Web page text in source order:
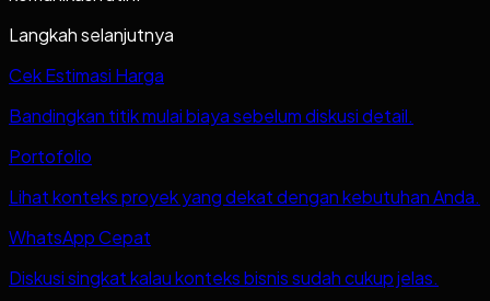
Langkah selanjutnya
Cek Estimasi Harga
Bandingkan titik mulai biaya sebelum diskusi detail.
Portofolio
Lihat konteks proyek yang dekat dengan kebutuhan Anda.
WhatsApp Cepat
Diskusi singkat kalau konteks bisnis sudah cukup jelas.